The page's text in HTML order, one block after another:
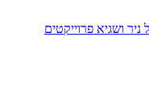
ושגיא פרוייקטים